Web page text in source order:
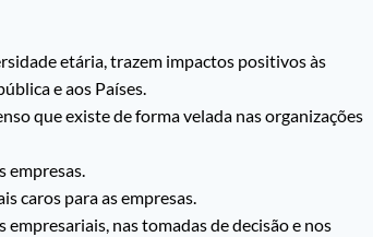
etária, trazem impactos positivos às
e aos Países.
que existe de forma velada nas organizações
empresas.
caros para as empresas.
nas tomadas de decisão e nos